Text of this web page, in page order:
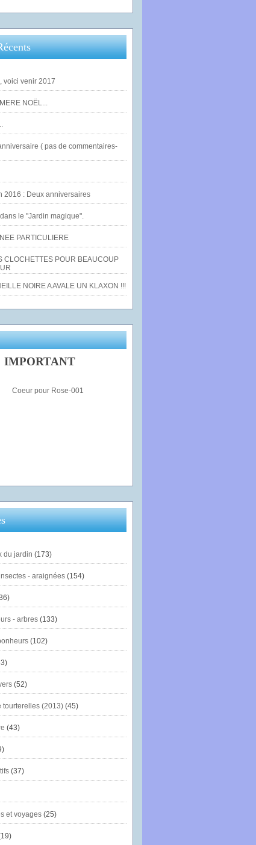
voici venir 2017
NOËL...
( pas de commentaires-
2016 : Deux anniversaires
le "Jardin magique".
PARTICULIERE
CLOCHETTES POUR BEAUCOUP
NOIRE A AVALE UN KLAXON !!!
IMPORTANT
du jardin (173)
- araignées(154)
- arbres(133)
(102)
(52)
tourterelles (2013)(45)
(43)
(37)
et voyages(25)